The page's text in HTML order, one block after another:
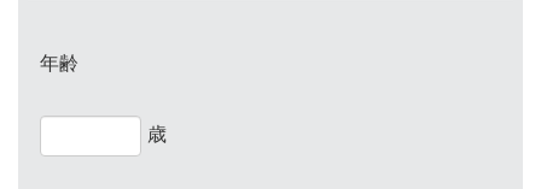
年齢
歳